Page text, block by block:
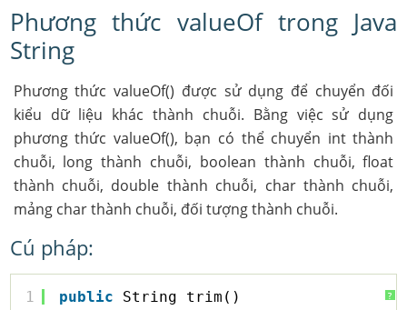
Phương thức valueOf trong Java
String
Phương thức valueOf() được sử dụng để chuyển đối
kiểu dữ liệu khác thành chuỗi. Bằng việc sử dụng
phương thức valueOf(), bạn có thể chuyển int thành
chuỗi, long thành chuỗi, boolean thành chuỗi, float
thành chuỗi, double thành chuỗi, char thành chuỗi,
mảng char thành chuỗi, đối tượng thành chuỗi.
Cú pháp:
?
1 public String trim()